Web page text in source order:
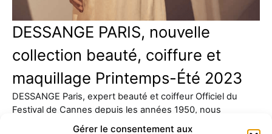
Gérer le consentement aux
DESSANGE PARIS, nouvelle
collection beauté, coiffure et
maquillage Printemps-Été 2023
DESSANGE Paris, expert beauté et coiffeur Officiel du
Festival de Cannes depuis les années 1950, nous